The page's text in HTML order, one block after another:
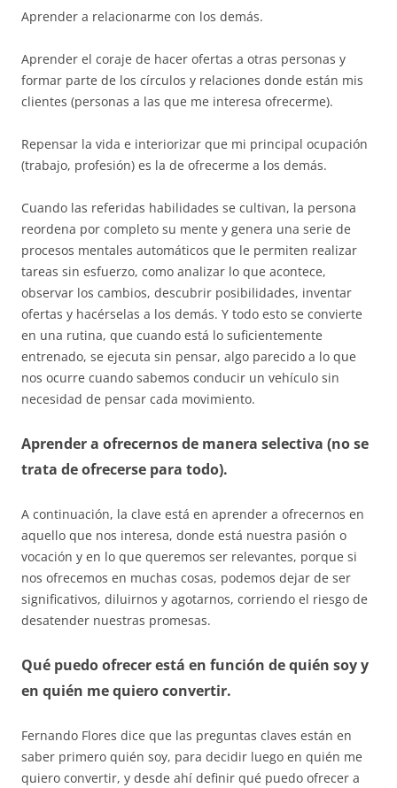
Aprender a relacionarme con los demás.
Aprender el coraje de hacer ofertas a otras personas y
formar parte de los círculos y relaciones donde están mis
clientes (personas a las que me interesa ofrecerme).
Repensar la vida e interiorizar que mi principal ocupación
(trabajo, profesión) es la de ofrecerme a los demás.
Cuando las referidas habilidades se cultivan, la persona
reordena por completo su mente y genera una serie de
procesos mentales automáticos que le permiten realizar
tareas sin esfuerzo, como analizar lo que acontece,
observar los cambios, descubrir posibilidades, inventar
ofertas y hacérselas a los demás. Y todo esto se convierte
en una rutina, que cuando está lo suficientemente
entrenado, se ejecuta sin pensar, algo parecido a lo que
nos ocurre cuando sabemos conducir un vehículo sin
necesidad de pensar cada movimiento.
Aprender a ofrecernos de manera selectiva (no se
trata de ofrecerse para todo).
A continuación, la clave está en aprender a ofrecernos en
aquello que nos interesa, donde está nuestra pasión o
vocación y en lo que queremos ser relevantes, porque si
nos ofrecemos en muchas cosas, podemos dejar de ser
significativos, diluirnos y agotarnos, corriendo el riesgo de
desatender nuestras promesas.
Qué puedo ofrecer está en función de quién soy y
en quién me quiero convertir.
Fernando Flores dice que las preguntas claves están en
saber primero quién soy, para decidir luego en quién me
quiero convertir, y desde ahí definir qué puedo ofrecer a